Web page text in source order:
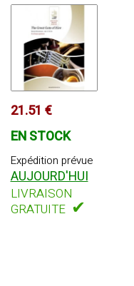
21.51 €
EN STOCK
Expédition prévue
AUJOURD'HUI
LIVRAISON
GRATUITE ✔